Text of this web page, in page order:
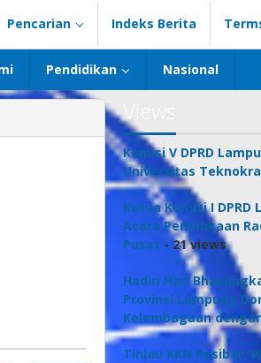
Pencarian Indeks Berita
Pendidikan Nasional
Views
Komisi V DPRD
Universitas
Ketua Komisi I DPRD
Acara Pembukaan
Pusat - 21 views
Hadiri Hari
Provinsi Lampung
Kelembagaan
Tinjau KKN Pesibar,